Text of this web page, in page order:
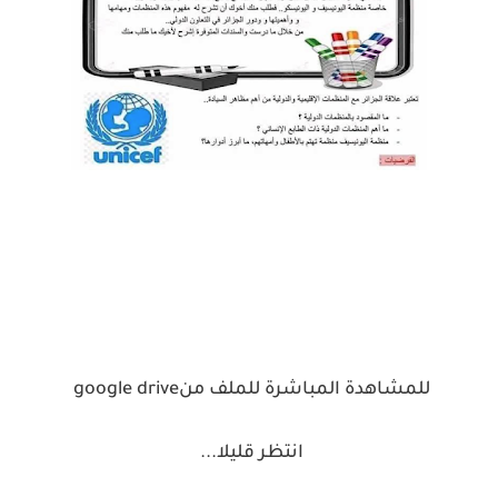
للمشاهدة المباشرة للملف منgoogle drive
انتظر قليلا...